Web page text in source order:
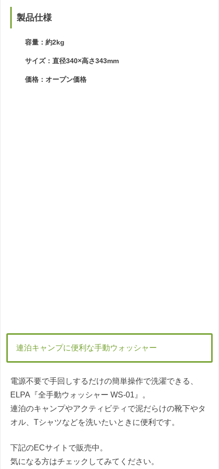
製品仕様
容量：約2kg
サイズ：直径340×高さ343mm
価格：オープン価格
連泊キャンプに便利な手動ウォッシャー
電源不要で手回しするだけの簡単操作で洗濯できる、
ELPA『全手動ウォッシャー WS-01』。
連泊のキャンプやアクティビティで泥だらけの靴下やタ
オル、Tシャツなどを洗いたいときに便利です。
下記のECサイトで販売中。
気になる方はチェックしてみてください。